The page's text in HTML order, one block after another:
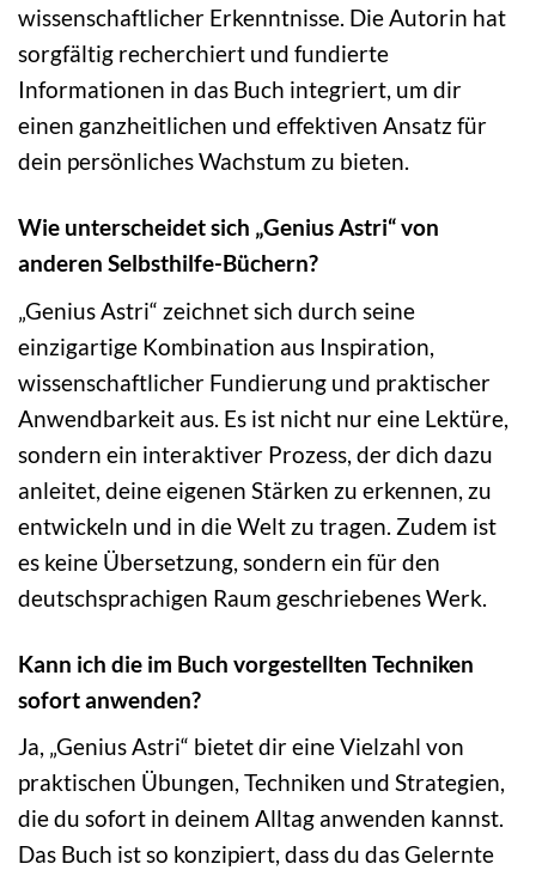
wissenschaftlicher Erkenntnisse. Die Autorin hat
sorgfältig recherchiert und fundierte
Informationen in das Buch integriert, um dir
einen ganzheitlichen und effektiven Ansatz für
dein persönliches Wachstum zu bieten.
Wie unterscheidet sich „Genius Astri“ von
anderen Selbsthilfe-Büchern?
„Genius Astri“ zeichnet sich durch seine
einzigartige Kombination aus Inspiration,
wissenschaftlicher Fundierung und praktischer
Anwendbarkeit aus. Es ist nicht nur eine Lektüre,
sondern ein interaktiver Prozess, der dich dazu
anleitet, deine eigenen Stärken zu erkennen, zu
entwickeln und in die Welt zu tragen. Zudem ist
es keine Übersetzung, sondern ein für den
deutschsprachigen Raum geschriebenes Werk.
Kann ich die im Buch vorgestellten Techniken
sofort anwenden?
Ja, „Genius Astri“ bietet dir eine Vielzahl von
praktischen Übungen, Techniken und Strategien,
die du sofort in deinem Alltag anwenden kannst.
Das Buch ist so konzipiert, dass du das Gelernte